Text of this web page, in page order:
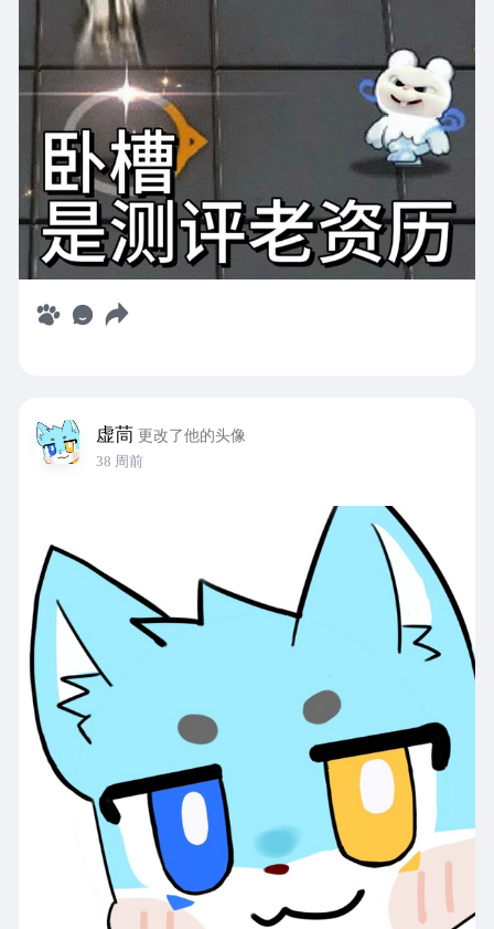
虚茼 更改了他的头像
38 周前